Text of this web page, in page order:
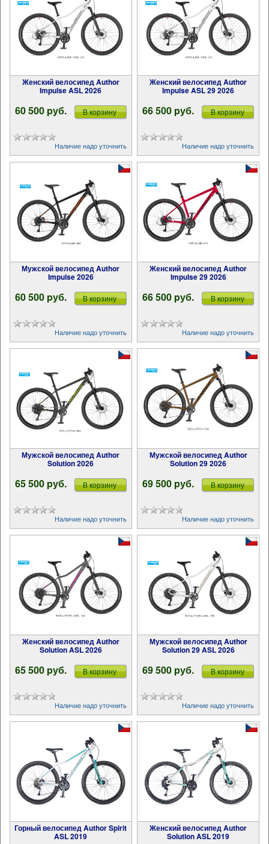
Женский велосипед Author
Impulse ASL 2026
60 500 pуб. В корзину
Наличие надо уточнить
Женский велосипед Author
Impulse ASL 29 2026
66 500 pуб. В корзину
Наличие надо уточнить
Мужской велосипед Author
Impulse 2026
60 500 pуб. В корзину
Наличие надо уточнить
Женский велосипед Author
Impulse 29 2026
66 500 pуб. В корзину
Наличие надо уточнить
Мужской велосипед Author
Solution 2026
65 500 pуб. В корзину
Наличие надо уточнить
Мужской велосипед Author
Solution 29 2026
69 500 pуб. В корзину
Наличие надо уточнить
Женский велосипед Author
Solution ASL 2026
65 500 pуб. В корзину
Наличие надо уточнить
Мужской велосипед Author
Solution 29 ASL 2026
69 500 pуб. В корзину
Наличие надо уточнить
Горный велосипед Author Spirit
ASL 2019
Женский велосипед Author
Solution ASL 2019